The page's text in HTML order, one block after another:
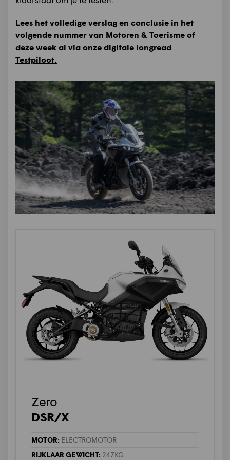
Lees het volledige verslag en conclusie in het
volgende nummer van Motoren & Toerisme of
deze week al via onze digitale longread
Testpiloot.
Zero
DSR/X
MOTOR: ELECTROMOTOR
RIJKLAAR GEWICHT: 247KG